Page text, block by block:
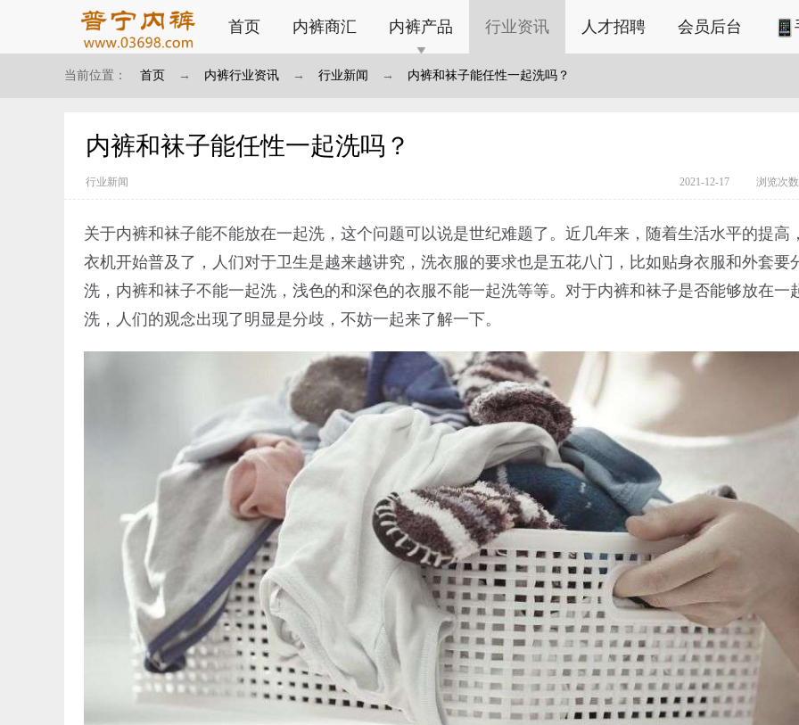
首页 内裤商汇 内裤产品 行业资讯 人才招聘 会员后台
当前位置： 首页 → 内裤行业资讯 → 行业新闻 → 内裤和袜子能任性一起洗吗？
内裤和袜子能任性一起洗吗？
行业新闻 2021-12-17 浏览次
关于内裤和袜子能不能放在一起洗，这个问题可以说是世纪难题了。近几年来，随着生活水平的提高
衣机开始普及了，人们对于卫生是越来越讲究，洗衣服的要求也是五花八门，比如贴身衣服和外套要
洗，内裤和袜子不能一起洗，浅色的和深色的衣服不能一起洗等等。对于内裤和袜子是否能够放在一
洗，人们的观念出现了明显是分歧，不妨一起来了解一下。